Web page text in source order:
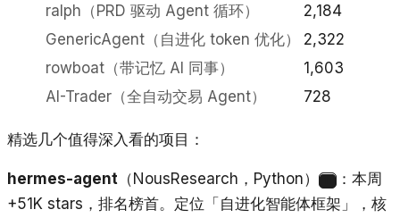
ralph（PRD 驱动 Agent 循环）
2,184
GenericAgent（自进化 token 优化）
2,322
rowboat（带记忆 AI 同事）
1,603
AI-Trader（全自动交易 Agent）
728
精选几个值得深入看的项目：
hermes-agent （NousResearch，Python）
：本周
+51K stars，排名榜首。定位「自进化智能体框架」，核